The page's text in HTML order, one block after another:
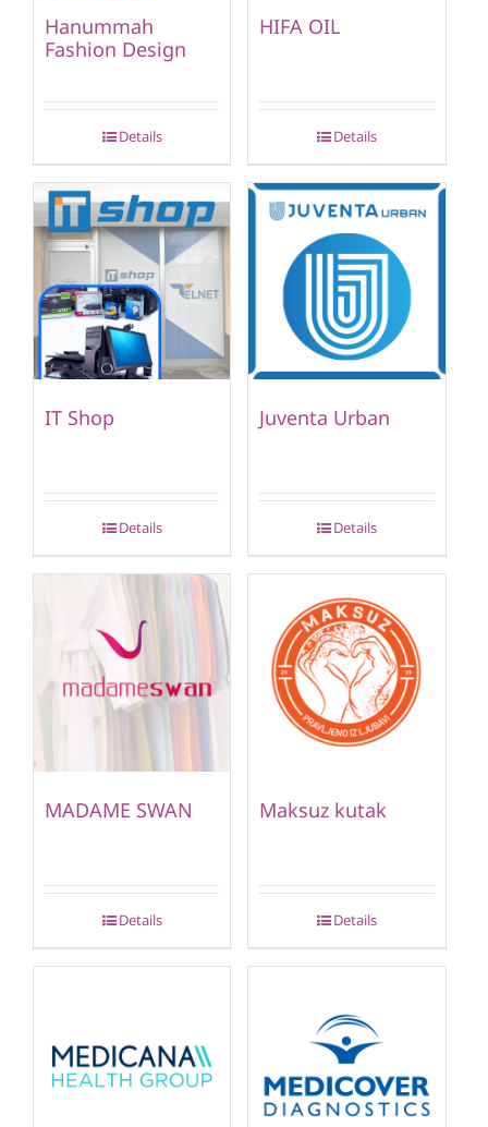
Hanummah
Fashion Design
Details
HIFA OIL
Details
IT Shop
Details
Juventa Urban
Details
MADAME SWAN
Details
Maksuz kutak
Details